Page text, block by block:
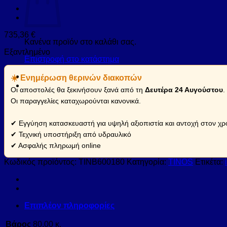
Κανένα προϊόν στο καλάθι σας.
Επιστροφή στο κατάστημα
735,36 €
Εξαντλημένο
☀️ Ενημέρωση θερινών διακοπών
Οι αποστολές θα ξεκινήσουν ξανά από τη Δευτέρα 24 Αυγούστου
Οι παραγγελίες καταχωρούνται κανονικά.
✔ Εγγύηση κατασκευαστή για υψηλή αξιοπιστία και αντοχή στον
✔ Τεχνική υποστήριξη από υδραυλικό
✔ Ασφαλής πληρωμή online
Κωδικός προϊόντος: TINB600180 Κατηγορία: TINOS Ετικέτα:
Επιπλέον πληροφορίες
Βάρος 80,00 κ.